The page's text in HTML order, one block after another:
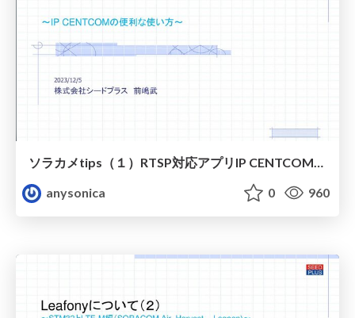
ソラカメtips（１）RTSP対応アプリIP CENTCOMとマルチビュー
anysonica
0 960